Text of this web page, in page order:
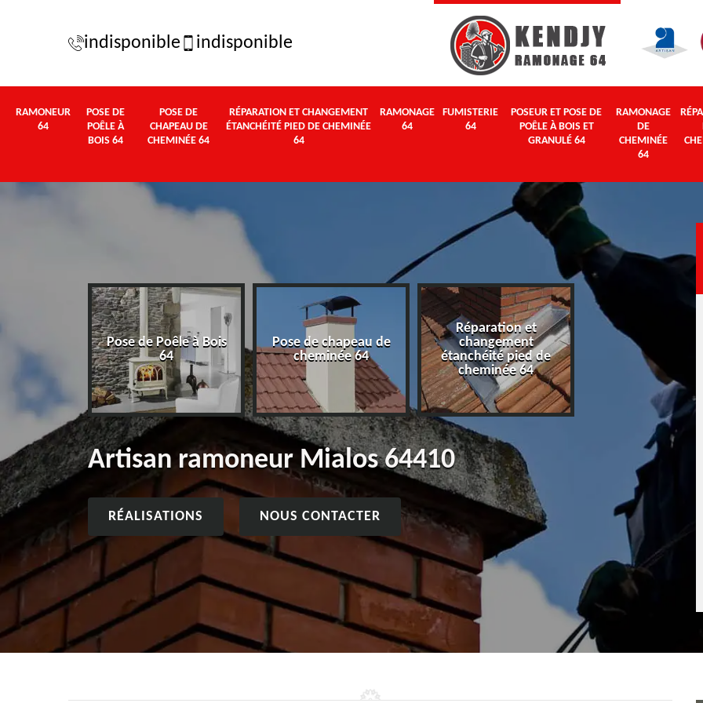
indisponible indisponible
RAMONEUR
64
POSE DE
POÊLE À
BOIS 64
POSE DE
CHAPEAU DE
CHEMINÉE 64
RÉPARATION ET CHANGEMENT
ÉTANCHÉITÉ PIED DE CHEMINÉE
64
RAMONAGE
64
FUMISTERIE
64
POSEUR ET POSE DE
POÊLE À BOIS ET
GRANULÉ 64
RAMONAGE
DE
CHEMINÉE
64
64
Pose de Poêle à Bois
64
Pose de chapeau de
cheminée 64
Réparation et
changement
étanchéité pied de
cheminée 64
Ramonage 64
Artisan ramoneur Mialos 64410
RÉALISATIONS NOUS CONTACTER